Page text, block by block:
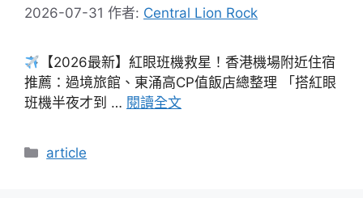
2026-07-31 作者: Central Lion Rock
【2026最新】紅眼班機救星！香港機場附近住宿
推薦：過境旅館、東涌高CP值飯店總整理 「搭紅眼
班機半夜才到 … 閱讀全文
分
article